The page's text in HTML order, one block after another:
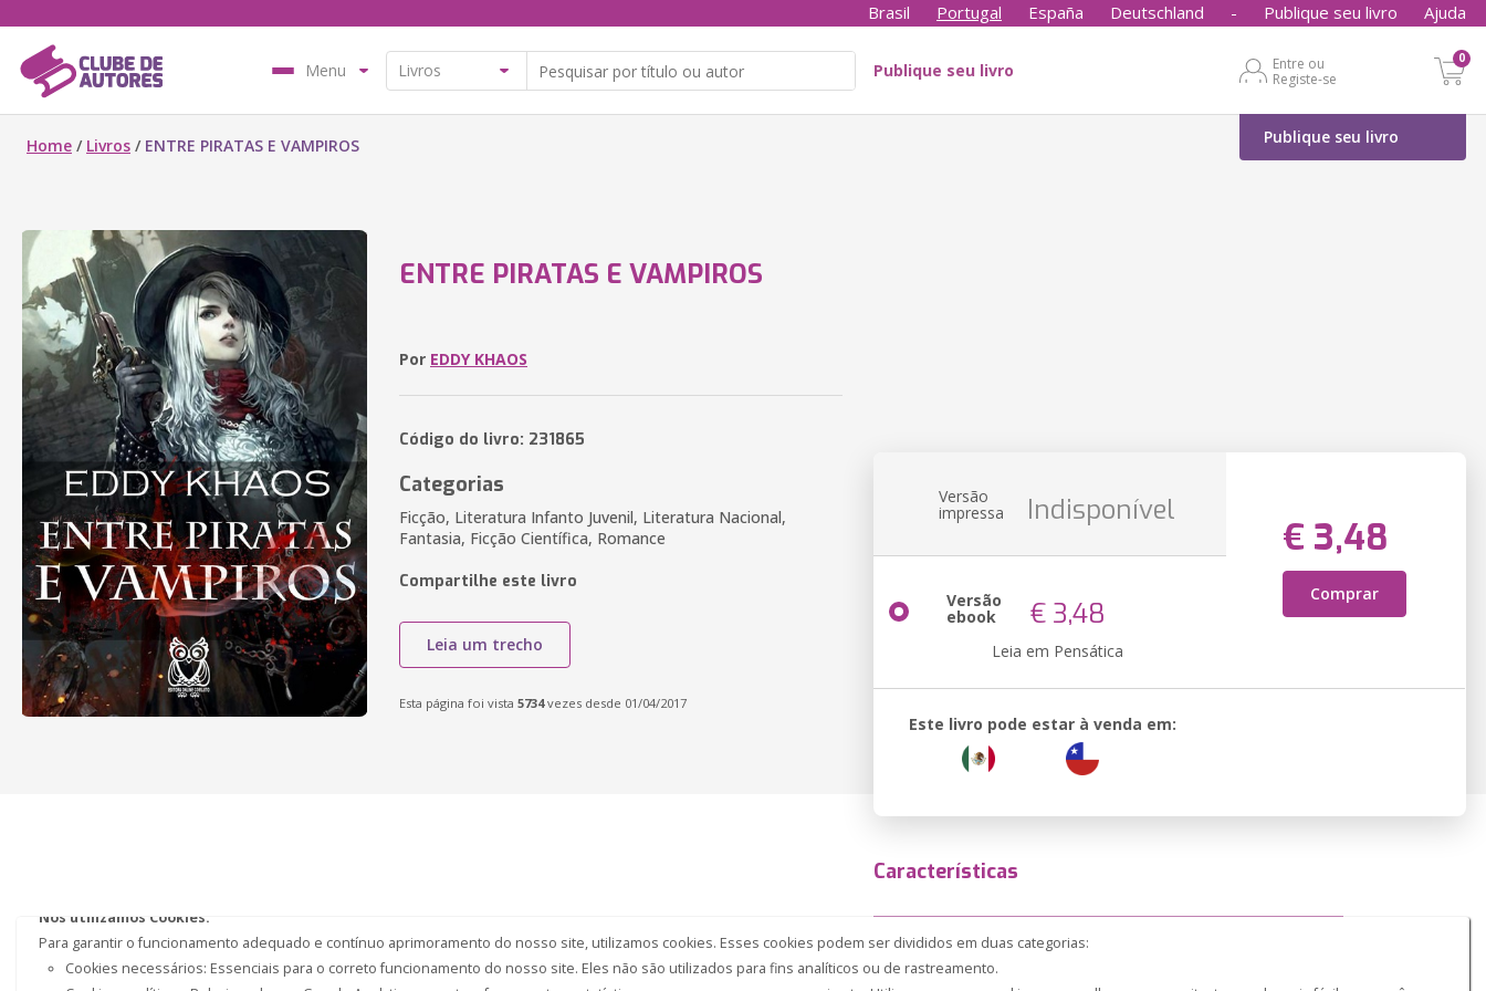
Para garantir o funcionamento adequado e contínuo aprimoramento do nosso site, utilizamos cookies. Esses cookies podem ser divididos em duas categorias:
Cookies necessários: Essenciais para o correto funcionamento do nosso site. Eles não são utilizados para fins analíticos ou de rastreamento.
Cookies analíticos: Relacionados ao Google Analytics e a outras ferramentas estatísticas que preservam o seu anonimato. Utilizamos esses cookies para melhorar nosso site, tornando mais fácil para você
imprimir e/ou publicar seus livros.
Brasil Portugal España Deutschland - Publique seu livro Ajuda
Menu Publique seu livro
Entre ou
Registe-se
0
Publique seu livro
Home / Livros / ENTRE PIRATAS E VAMPIROS
ENTRE PIRATAS E VAMPIROS
Por EDDY KHAOS
Código do livro: 231865
Categorias
Ficção, Literatura Infanto Juvenil, Literatura Nacional,
Fantasia, Ficção Científica, Romance
Compartilhe este livro
Leia um trecho
Esta página foi vista 5734vezes desde 01/04/2017
Versão
impressa Indisponível
€ 3,48
Comprar
Versão
ebook € 3,48
Leia em Pensática
Este livro pode estar à venda em:
Características
ISBN